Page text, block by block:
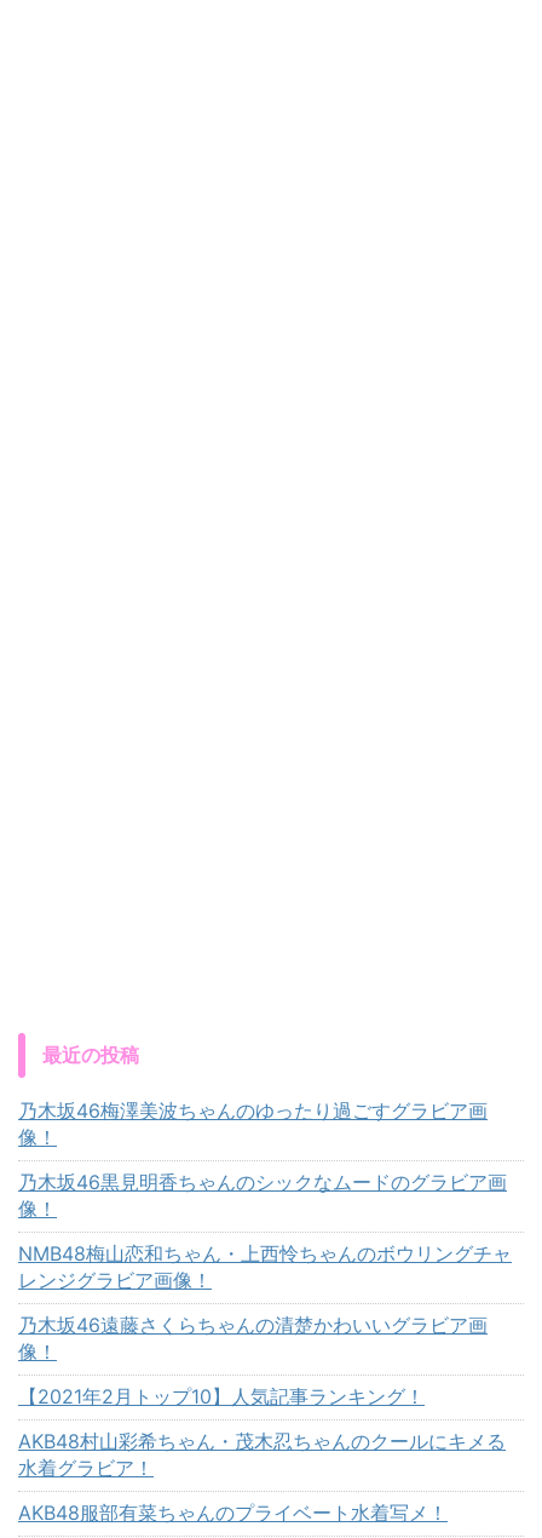
最近の投稿
乃木坂46梅澤美波ちゃんのゆったり過ごすグラビア画
像！
乃木坂46黒見明香ちゃんのシックなムードのグラビア画
像！
NMB48梅山恋和ちゃん・上西怜ちゃんのボウリングチャ
レンジグラビア画像！
乃木坂46遠藤さくらちゃんの清楚かわいいグラビア画
像！
【2021年2月トップ10】人気記事ランキング！
AKB48村山彩希ちゃん・茂木忍ちゃんのクールにキメる
水着グラビア！
AKB48服部有菜ちゃんのプライベート水着写メ！